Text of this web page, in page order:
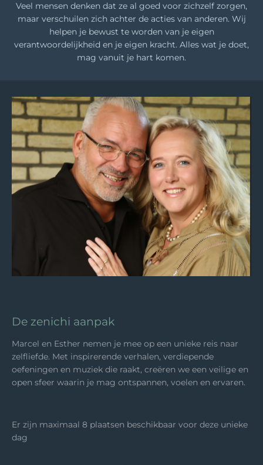
Veel mensen denken dat ze al goed voor zichzelf zorgen,
maar verschuilen zich achter de acties van anderen. Wij
helpen je bewust te worden van je eigen
verantwoordelijkheid en je eigen kracht. Alles wat je doet,
mag vanuit je hart komen.
De zenichi aanpak
Marcel en Esther nemen je mee op een unieke reis naar
zelfliefde. Met inspirerende verhalen, verdiepende
oefeningen en muziek die raakt, creëren we een veilige en
open sfeer waarin je mag ontspannen, voelen en ervaren.
Er zijn maximaal 8 plaatsen beschikbaar voor deze unieke
dag